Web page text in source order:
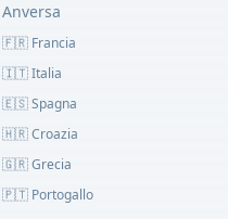
Anversa
🇫🇷 Francia
🇮🇹 Italia
🇪🇸 Spagna
🇭🇷 Croazia
🇬🇷 Grecia
🇵🇹 Portogallo